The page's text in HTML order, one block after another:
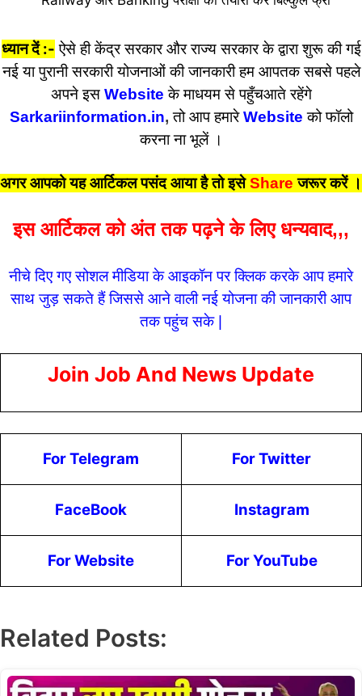
ध्यान दें :- ऐसे ही केंद्र सरकार और राज्य सरकार के द्वारा शुरू की गई
नई या पुरानी सरकारी योजनाओं की जानकारी हम आपतक सबसे पहले
अपने इसWebsite के माधयम से पहुँचआते रहेंगे
Sarkariinformation.in,तो आप हमारेWebsiteको फॉलो
करना ना भूलें ।
अगर आपको यह आर्टिकल पसंद आया है तो इसेShare जरूर करें ।
इस आर्टिकल को अंत तक पढ़ने के लिए धन्यवाद,,,
नीचे दिए गए सोशल मीडिया के आइकॉन पर क्लिक करके आप हमारे
साथ जुड़ सकते हैं जिससे आने वाली नई योजना की जानकारी आप
तक पहुंच सके |
Join Job And News Update
For Telegram For Twitter
FaceBook Instagram
For Website For YouTube
Related Posts: